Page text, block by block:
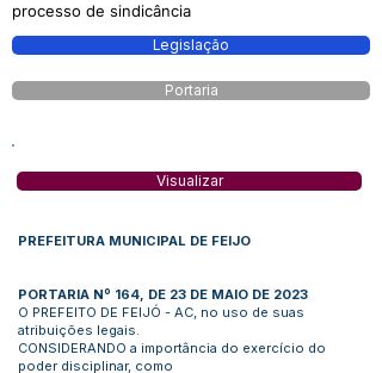
processo de sindicância
Legislação
Portaria
Visualizar
PREFEITURA MUNICIPAL DE FEIJO
PORTARIA Nº 164, DE 23 DE MAIO DE 2023
O PREFEITO DE FEIJÓ - AC, no uso de suas
atribuições legais.
CONSIDERANDO a importância do exercício do
poder disciplinar, como